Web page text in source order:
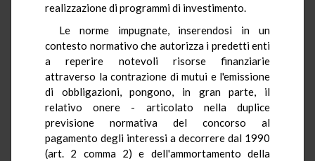
realizzazione di programmi di investimento.
Le norme impugnate, inserendosi in un
contesto normativo che autorizza i predetti enti
a reperire notevoli risorse finanziarie
attraverso la contrazione di mutui e l'emissione
di obbligazioni, pongono, in gran parte, il
relativo onere - articolato nella duplice
previsione normativa del concorso al
pagamento degli interessi a decorrere dal 1990
(art. 2 comma 2) e dell'ammortamento della